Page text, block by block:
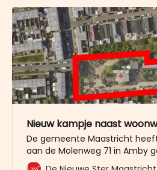
Nieuw kampje naast
De gemeente Maastricht
aan de Molenweg 71 in Amby
bestaande woonwagenkamp.